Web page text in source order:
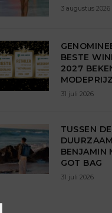
3 augustus 2026
BESTE
2027
31 juli 2026
TUSSEN
BENJAMIN
GOT BAG
31 juli 2026